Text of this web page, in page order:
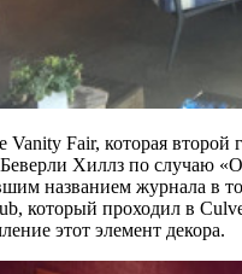
Vanity Fair, которая второй
Хиллз по случаю
названием журнала в
который проходил в
этот элемент декора.